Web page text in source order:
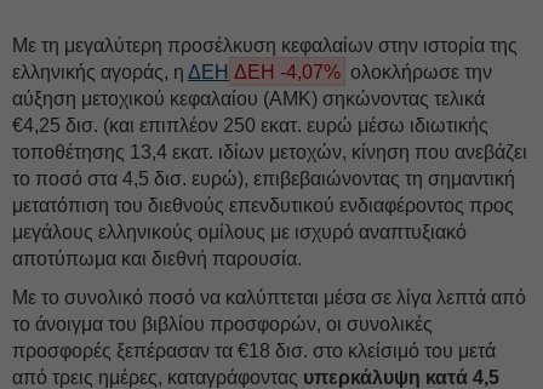
Με τη μεγαλύτερη προσέλκυση κεφαλαίων στην ιστορία της
ελληνικής αγοράς, η ΔΕΗ ΔΕΗ -4,07% ολοκλήρωσε την
αύξηση μετοχικού κεφαλαίου (ΑΜΚ) σηκώνοντας τελικά
€4,25 δισ. (και επιπλέον 250 εκατ. ευρώ μέσω ιδιωτικής
τοποθέτησης 13,4 εκατ. ιδίων μετοχών, κίνηση που ανεβάζει
το ποσό στα 4,5 δισ. ευρώ), επιβεβαιώνοντας τη σημαντική
μετατόπιση του διεθνούς επενδυτικού ενδιαφέροντος προς
μεγάλους ελληνικούς ομίλους με ισχυρό αναπτυξιακό
αποτύπωμα και διεθνή παρουσία.
Με το συνολικό ποσό να καλύπτεται μέσα σε λίγα λεπτά από
το άνοιγμα του βιβλίου προσφορών, οι συνολικές
προσφορές ξεπέρασαν τα €18 δισ. στο κλείσιμό του μετά
από τρεις ημέρες, καταγράφοντας υπερκάλυψη κατά 4,5